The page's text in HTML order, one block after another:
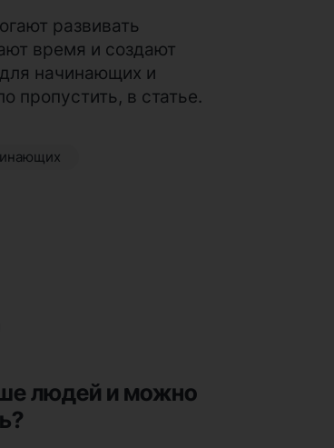
развивать
время и создают
начинающих и
пропустить, в статье.
людей и можно